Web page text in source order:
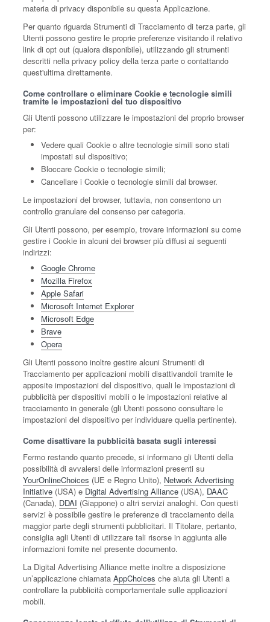
materia di privacy disponibile su questa Applicazione.
Per quanto riguarda Strumenti di Tracciamento di terza parte, gli
Utenti possono gestire le proprie preferenze visitando il relativo
link di opt out (qualora disponibile), utilizzando gli strumenti
descritti nella privacy policy della terza parte o contattando
quest'ultima direttamente.
Come controllare o eliminare Cookie e tecnologie simili
tramite le impostazioni del tuo dispositivo
Gli Utenti possono utilizzare le impostazioni del proprio browser
per:
Vedere quali Cookie o altre tecnologie simili sono stati
impostati sul dispositivo;
Bloccare Cookie o tecnologie simili;
Cancellare i Cookie o tecnologie simili dal browser.
Le impostazioni del browser, tuttavia, non consentono un
controllo granulare del consenso per categoria.
Gli Utenti possono, per esempio, trovare informazioni su come
gestire i Cookie in alcuni dei browser più diffusi ai seguenti
indirizzi:
Google Chrome
Mozilla Firefox
Apple Safari
Microsoft Internet Explorer
Microsoft Edge
Brave
Opera
Gli Utenti possono inoltre gestire alcuni Strumenti di
Tracciamento per applicazioni mobili disattivandoli tramite le
apposite impostazioni del dispositivo, quali le impostazioni di
pubblicità per dispositivi mobili o le impostazioni relative al
tracciamento in generale (gli Utenti possono consultare le
impostazioni del dispositivo per individuare quella pertinente).
Come disattivare la pubblicità basata sugli interessi
Fermo restando quanto precede, si informano gli Utenti della
possibilità di avvalersi delle informazioni presenti su
YourOnlineChoices (UE e Regno Unito), Network Advertising
Initiative (USA) e Digital Advertising Alliance (USA), DAAC
(Canada), DDAI (Giappone) o altri servizi analoghi. Con questi
servizi è possibile gestire le preferenze di tracciamento della
maggior parte degli strumenti pubblicitari. Il Titolare, pertanto,
consiglia agli Utenti di utilizzare tali risorse in aggiunta alle
informazioni fornite nel presente documento.
La Digital Advertising Alliance mette inoltre a disposizione
un’applicazione chiamataAppChoices che aiuta gli Utenti a
controllare la pubblicità comportamentale sulle applicazioni
mobili.